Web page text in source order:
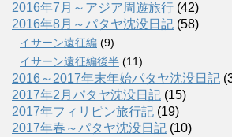
2016年7月～アジア周遊旅行 (42)
2016年8月～パタヤ沈没日記 (58)
イサーン遠征編 (9)
イサーン遠征編後半 (11)
2016～2017年末年始パタヤ沈没日記
2017年2月パタヤ沈没日記 (15)
2017年フィリピン旅行記 (19)
2017年春～パタヤ沈没日記 (10)